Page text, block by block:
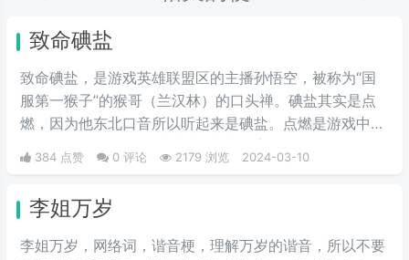
致命碘盐
致命碘盐，是游戏英雄联盟区的主播孙悟空，被称为“国
服第一猴子”的猴哥（兰汉林）的口头禅。碘盐其实是点
燃，因为他东北口音所以听起来是碘盐。点燃是游戏中的
一个召唤师技能，可以对对面造成伤害。
384 点赞 0 评论 2179 浏览 2024-03-10
李姐万岁
李姐万岁，网络词，谐音梗，理解万岁的谐音，所以不要